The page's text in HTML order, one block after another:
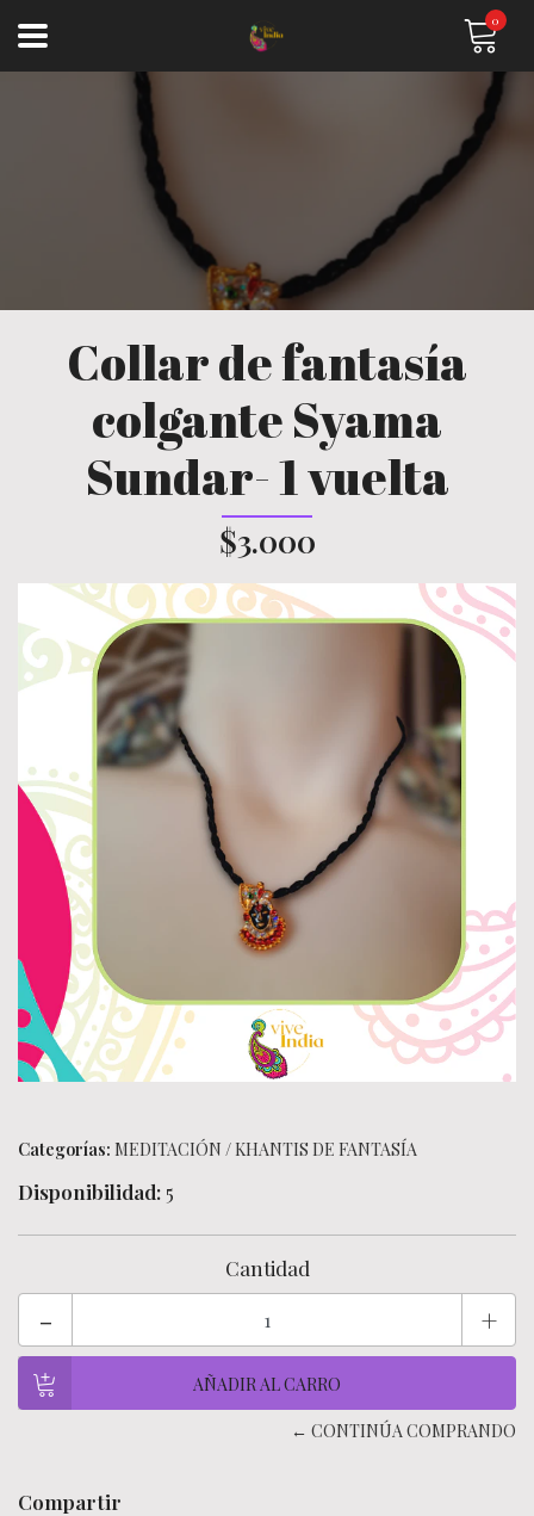
0
Collar de fantasía
colgante Syama
Sundar- 1 vuelta
$3.000
Categorías: MEDITACIÓN /KHANTIS DE FANTASÍA
Disponibilidad: 5
Cantidad
- +
← CONTINÚA COMPRANDO
Compartir